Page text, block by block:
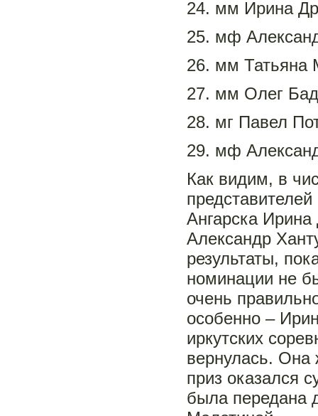
24. мм Ирина
25. мф
26. мм Татьяна
27. мм Олег
28. мг Павел
29. мф
Как видим, в
Ангарска
Александр
результаты,
номинации не
очень
особенно –
иркутских
вернулась.
приз оказался
была передана